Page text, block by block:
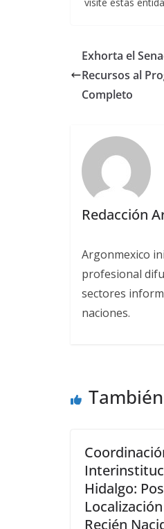
Exhorta el
Recursos al
Completo
Redacción
Argonmexico
profesional
sectores
naciones.
Hidalgo:
Recién